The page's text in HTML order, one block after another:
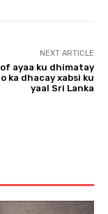
NEXT ARTICLE
ayaa ku dhimatay
ka dhacay xabsi ku
yaal Sri Lanka